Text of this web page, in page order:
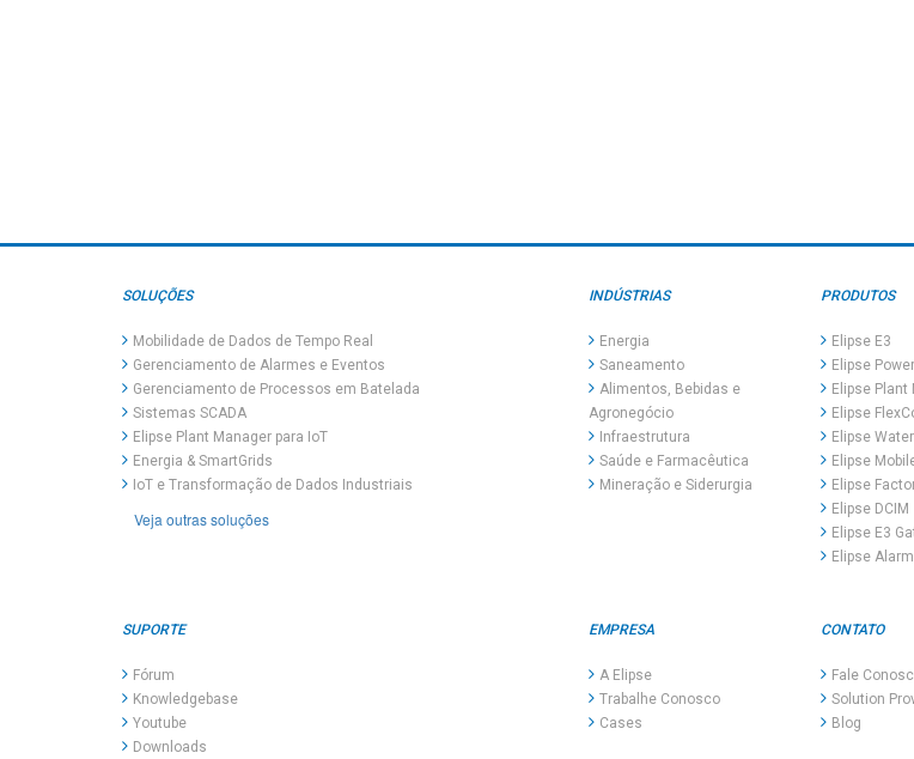
SOLUÇÕES
Mobilidade de Dados de Tempo Real
Gerenciamento de Alarmes e Eventos
Gerenciamento de Processos em Batelada
Sistemas SCADA
Elipse Plant Manager para IoT
Energia & SmartGrids
IoT e Transformação de Dados Industriais
Veja outras soluções
INDÚSTRIAS
Energia
Saneamento
Alimentos, Bebidas e
Agronegócio
Infraestrutura
Saúde e Farmacêutica
Mineração e Siderurgia
PRODUTOS
Elipse E3
Elipse Power
Elipse Plant
Elipse
Elipse Water
Elipse
Elipse
Elipse DCIM
Elipse E3
Elipse
SUPORTE
Fórum
Knowledgebase
Youtube
Downloads
EMPRESA
A Elipse
Trabalhe Conosco
Cases
CONTATO
Fale
Solution
Blog